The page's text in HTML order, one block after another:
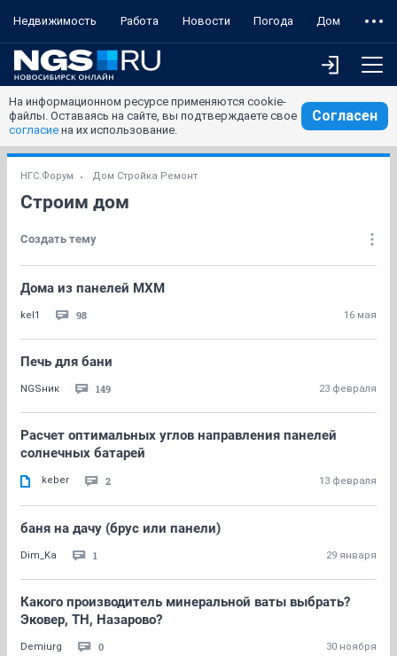
Недвижимость Работа Новости Погода Дом
На информационном ресурсе применяются cookie-
файлы. Оставаясь на сайте, вы подтверждаете свое
согласие на их использование.
Согласен
НГС.Форум Дом Стройка Ремонт
Строим дом
Создать тему
Дома из панелей МХМ
kel1 98 16 мая
Печь для бани
NGSник 149 23 февраля
Расчет оптимальных углов направления панелей
солнечных батарей
keber 2 13 февраля
баня на дачу (брус или панели)
Dim_Ka 1 29 января
Какого производитель минеральной ваты выбрать?
Эковер, ТН, Назарово?
Demiurg 0 30 ноября